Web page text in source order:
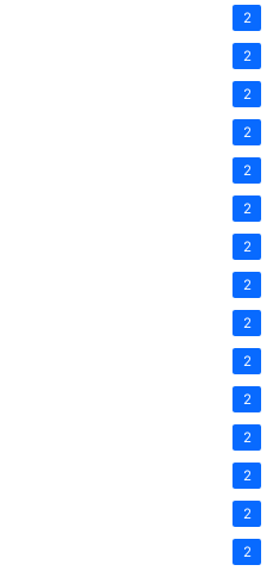
2
2
2
2
2
2
2
2
2
2
2
2
2
2
2